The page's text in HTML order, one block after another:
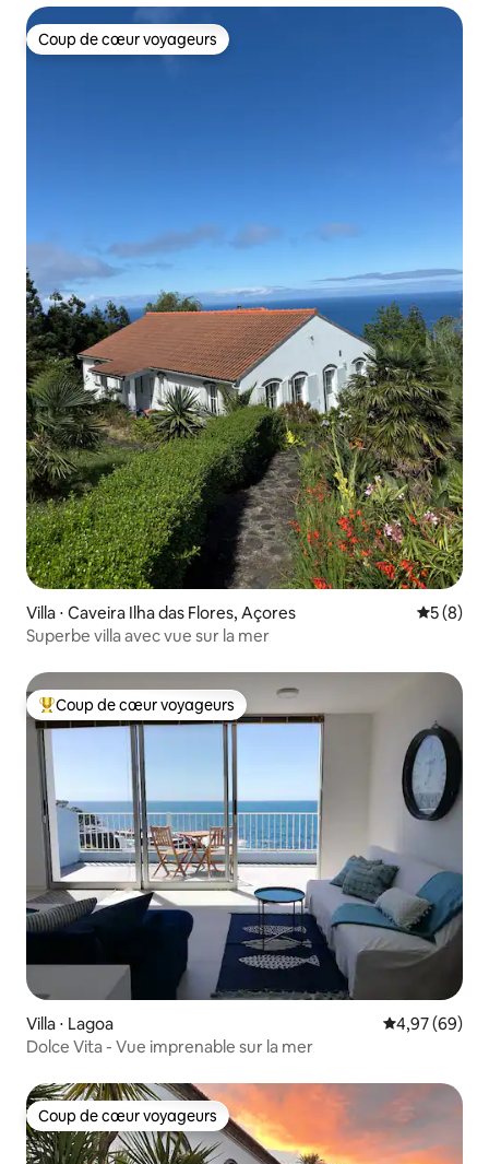
Coup de cœur voyageurs
Coup de cœur voyageurs
Villa ⋅ Caveira Ilha das Flores, Açores
5 (8)
Superbe villa avec vue sur la mer
Coups de cœur voyageurs les plus appréciés
Coup de cœur voyageurs
Villa ⋅ Lagoa Évaluation
4,97 (69)
Dolce Vita - Vue imprenable sur la mer
Coup de cœur voyageurs
Coup de cœur voyageurs